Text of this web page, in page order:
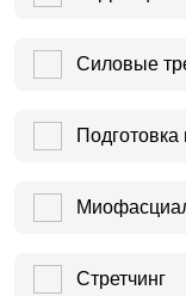
Силовые
Стретчинг